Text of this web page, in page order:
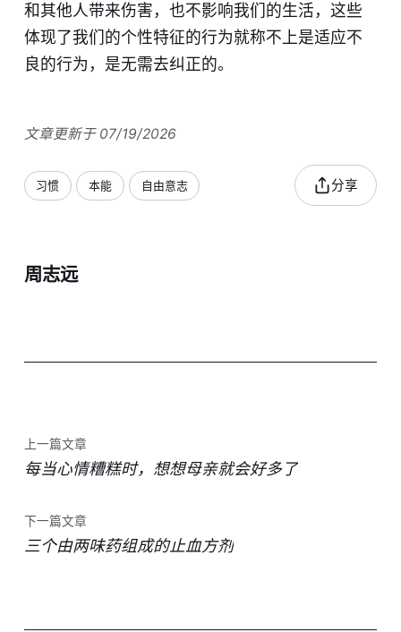
和其他人带来伤害，也不影响我们的生活，这些
体现了我们的个性特征的行为就称不上是适应不
良的行为，是无需去纠正的。
文章更新于 07/19/2026
习惯 本能 自由意志 分享
周志远
上一篇文章
每当心情糟糕时，想想母亲就会好多了
下一篇文章
三个由两味药组成的止血方剂